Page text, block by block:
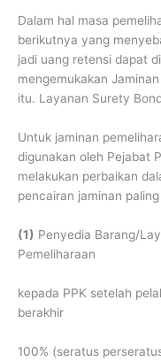
Dalam hal masa
berikutnya yang
jadi uang retensi dapat
mengemukakan
itu. Layanan Surety
Untuk jaminan
digunakan oleh Pejabat
melakukan perbaikan
pencairan jaminan
(1) Penyedia Barang/
Pemeliharaan
kepada PPK setelah
berakhir
100% (seratus